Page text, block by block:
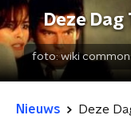
Deze
foto:wiki
Nieuws Deze